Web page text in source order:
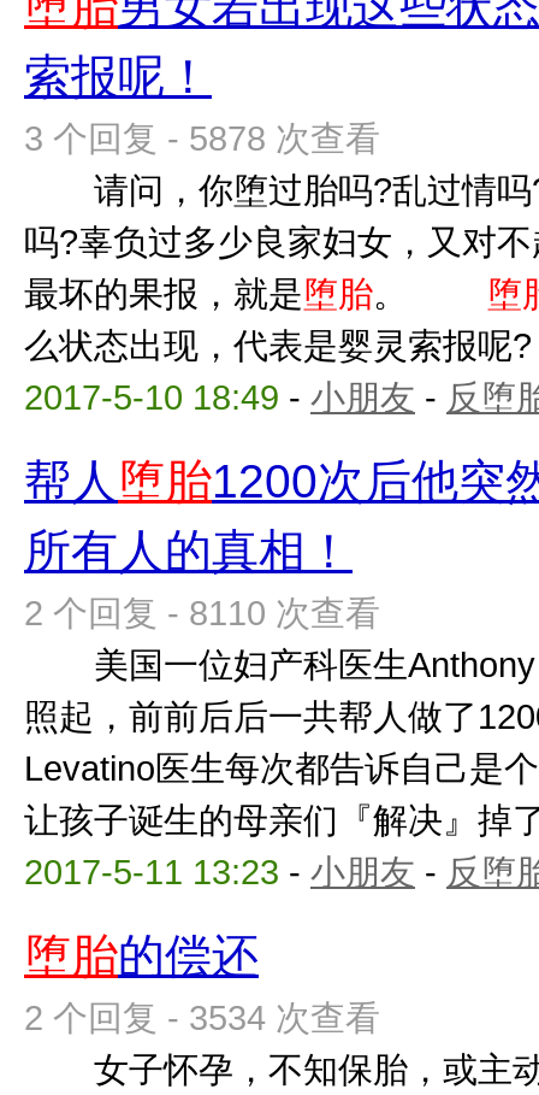
索报呢！
3 个回复 - 5878 次查看
请问，你堕过胎吗?乱过情吗
吗?辜负过多少良家妇女，又对
最坏的果报，就是堕胎。 堕
么状态出现，代表是婴灵索报
2017-5-10 18:49 - 小朋友 - 反堕
帮人 堕胎1200次后他突
所有人的真相！
2 个回复 - 8110 次查看
美国一位妇产科医生Anthony
照起，前前后后一共帮人做
Levatino医生每次都告诉自己是
让孩子诞生的母亲们『解决』掉
2017-5-11 13:23 - 小朋友 - 反堕
堕胎的偿还
2 个回复 - 3534 次查看
女子怀孕，不知保胎，或主